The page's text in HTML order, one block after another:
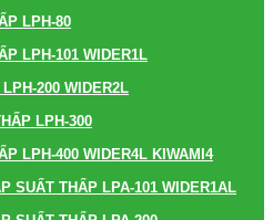
LPH-80
LPH-101 WIDER1L
200 WIDER2L
LPH-300
LPH-400 WIDER4L KIWAMI4
SUẤT THẤP LPA-101 WIDER1AL